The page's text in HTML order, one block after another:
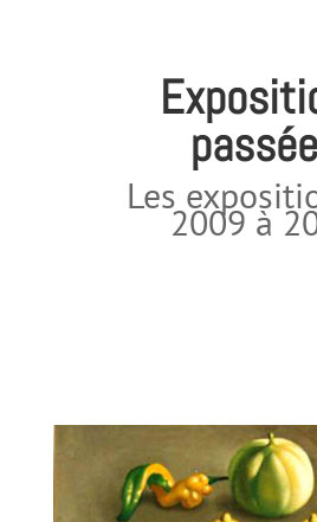
Les
2009 à